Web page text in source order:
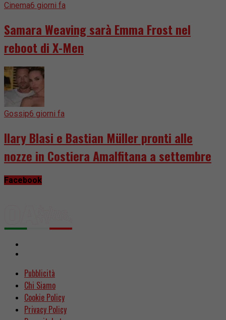
Cinema6 giorni fa
Samara Weaving sarà Emma Frost nel
reboot di X-Men
Gossip6 giorni fa
Ilary Blasi e Bastian Müller pronti alle
nozze in Costiera Amalfitana a settembre
Facebook
Pubblicità
Chi Siamo
Cookie Policy
Privacy Policy